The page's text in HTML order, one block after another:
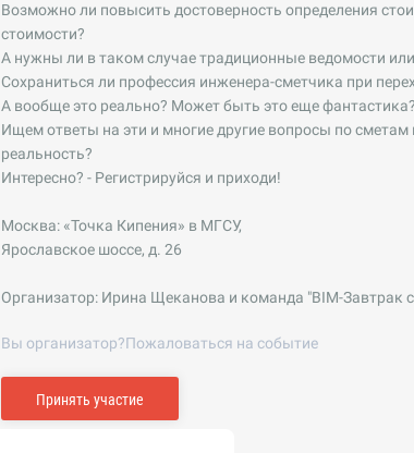
Возможно ли повысить достоверность определения
стоимости?
А нужны ли в таком случае традиционные ведомости
Сохраниться ли профессия инженера-сметчика при
А вообще это реально? Может быть это еще фантастика?
Ищем ответы на эти и многие другие вопросы по
реальность?
Интересно? - Регистрируйся и приходи!
Москва: «Точка Кипения» в МГСУ,
Ярославское шоссе, д. 26
Организатор: Ирина Щеканова и команда "BIM-Завтрак
Вы организатор?Пожаловаться на событие
Принять участие